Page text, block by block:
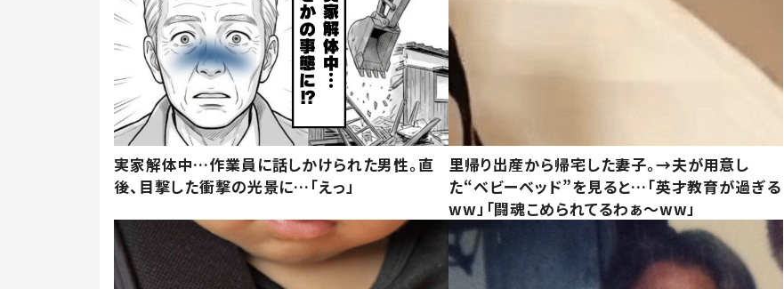
実家解体中…作業員に話しかけられた男性。直
後、目撃した衝撃の光景に…「えっ」
里帰り出産から帰宅した妻子。→夫が用意し
た“ベビーベッド”を見ると…「英才教育が過ぎる
ww」「闘魂こめられてるわぁ～ww」